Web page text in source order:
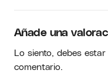
Añade una
Lo siento, debes
comentario.